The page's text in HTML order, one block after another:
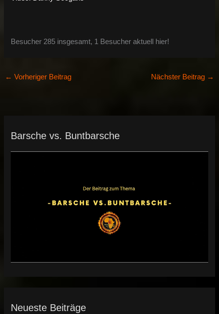
Besucher 285 insgesamt, 1 Besucher aktuell hier!
← Vorheriger Beitrag Nächster Beitrag →
Barsche vs. Buntbarsche
Neueste Beiträge